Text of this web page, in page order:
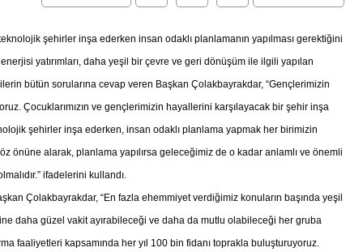
şehirler inşa ederken insan odaklı planlamanın yapılması gerektiğini
yatırımları, daha yeşil bir çevre ve geri dönüşüm ile ilgili yapılan
bütün sorularına cevap veren Başkan Çolakbayrakdar, “Gençlerimizin
Çocuklarımızın ve gençlerimizin hayallerini karşılayacak bir şehir inşa
şehirler inşa ederken, insan odaklı planlama yapmak her birimizin
önüne alarak, planlama yapılırsa geleceğimiz de o kadar anlamlı ve önemli
ifadelerini kullandı.
Çolakbayrakdar, “En fazla ehemmiyet verdiğimiz konuların başında yeşil
daha güzel vakit ayırabileceği ve daha da mutlu olabileceği her gruba
faaliyetleri kapsamında her yıl 100 bin fidanı toprakla buluşturuyoruz.
Belediyesi
Kültürel Mirasın Genç Nesillere